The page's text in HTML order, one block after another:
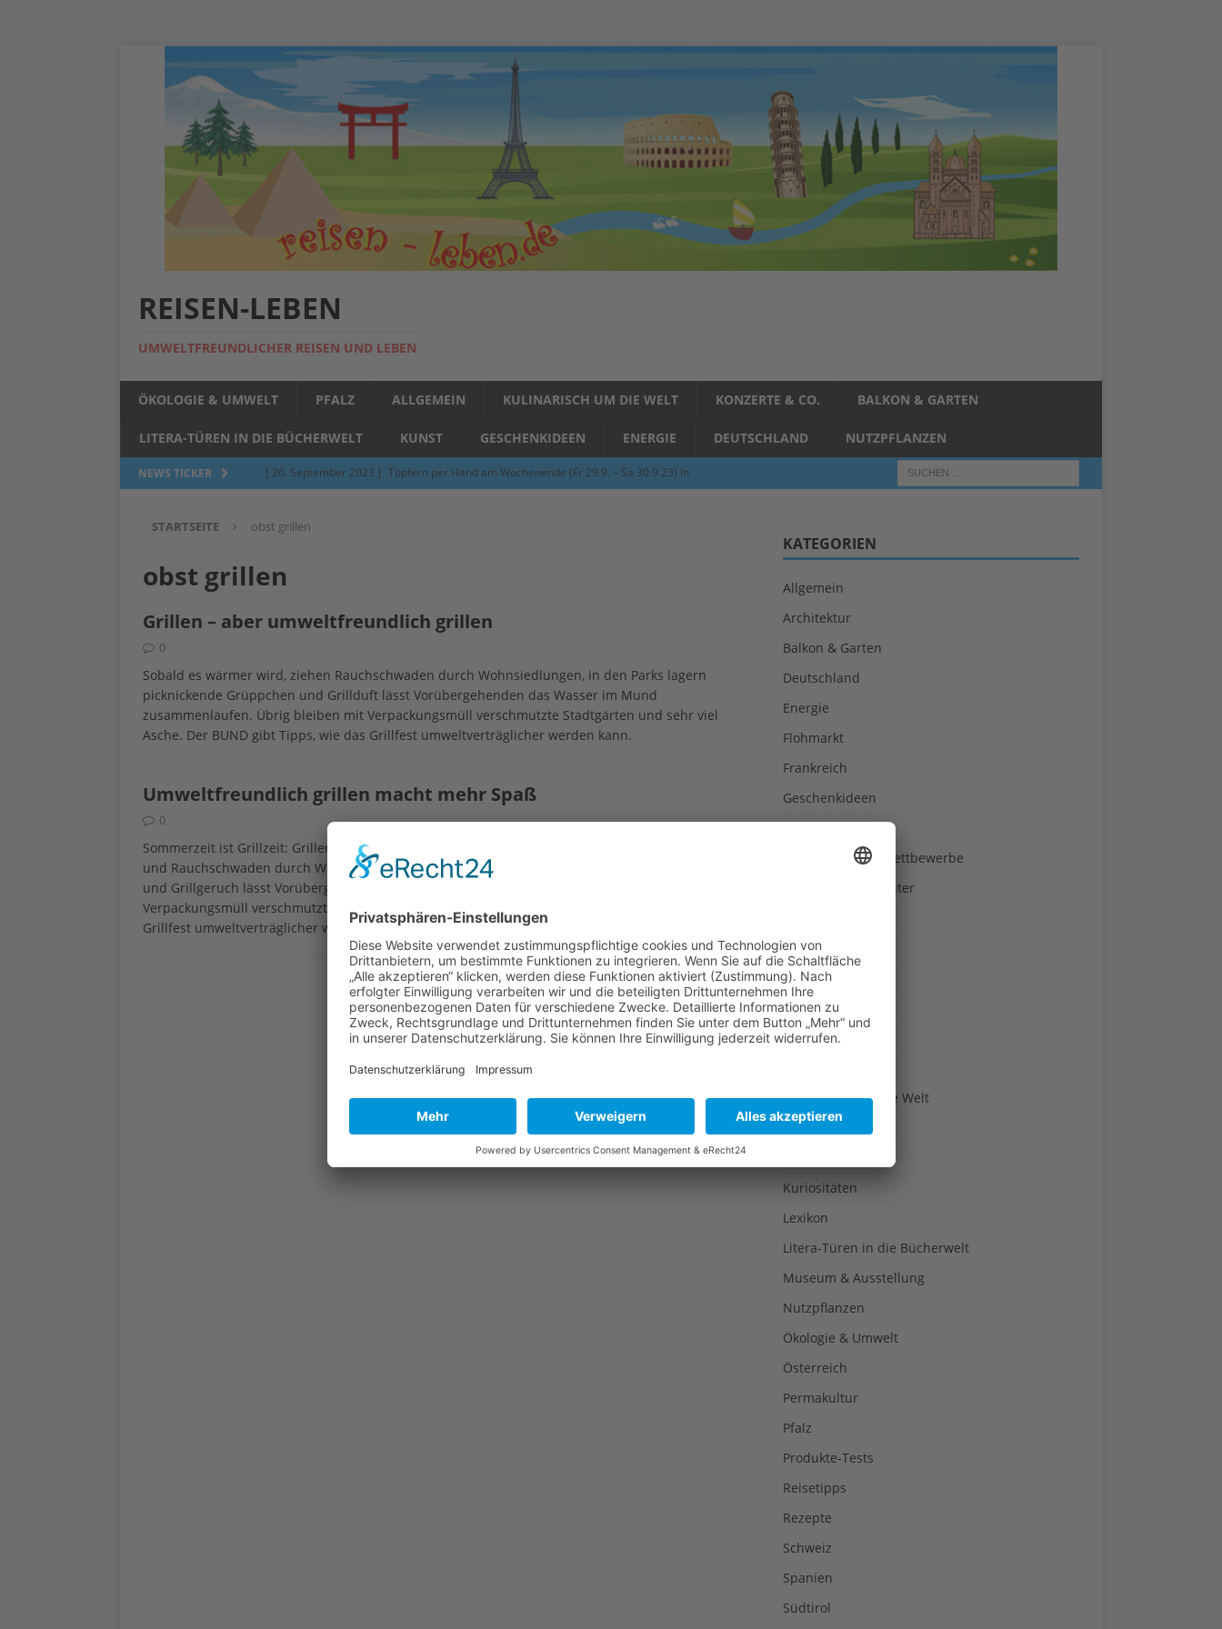
REISEN-LEBEN
UMWELTFREUNDLICHER REISEN UND LEBEN
ÖKOLOGIE & UMWELT PFALZ ALLGEMEIN KULINARISCH UM DIE WELT KONZERTE & CO. BALKON & GARTEN
LITERA-TÜREN IN DIE BÜCHERWELT KUNST GESCHENKIDEEN ENERGIE DEUTSCHLAND NUTZPFLANZEN
NEWS TICKER [ 26. September 2023 ] Töpfern per Hand am Wochenende (Fr 29.9. – Sa 30.9.23) in
[ 5. Juni 2023 ]
[ 24. März 2023 ] Töpfern per Hand am Abend in Limburgerhof
[ 12. Juni 2014 ] Grasmilben (Herbstgrasmilben, Erntemilben) sind unterwegs: Das große
Jucken auf acht Beinen…
GESUNDHEIT
STARTSEITE obst grillen
obst grillen
Grillen – aber umweltfreundlich grillen
0
Sobald es wärmer wird, ziehen Rauchschwaden durch Wohnsiedlungen, in den Parks lagern
picknickende Grüppchen und Grillduft lässt Vorübergehenden das Wasser im Mund
zusammenlaufen. Übrig bleiben mit Verpackungsmüll verschmutzte Stadtgärten und sehr viel
Asche. Der BUND gibt Tipps, wie das Grillfest umweltverträglicher werden kann.
Umweltfreundlich grillen macht mehr Spaß
0
Sommerzeit ist Grillzeit: Grillen auf dem Balkon, grillen im Garten und am Picknickplatz lässt Duft-
und Rauchschwaden durch Wohnsiedlungen wabern. In den Parks lagern picknickende Grüppchen
und Grillgeruch lässt Vorübergehenden das Wasser im Mund zusammenlaufen. Übrig bleiben mit
Verpackungsmüll verschmutzte Stadtgärten und sehr viel Asche. Der BUND gibt Tipps, wie das
Grillfest umweltverträglicher werden kann.
KATEGORIEN
Allgemein
Architektur
Balkon & Garten
Deutschland
Energie
Flohmarkt
Frankreich
Geschenkideen
Gewinnspiele & Wettbewerbe
Gewürze und Kräuter
Hochwasser
Ideen-Reich
Italien
Japan
Kulinarisch um die Welt
Kultur
Kuriositäten
Lexikon
Litera-Türen in die Bücherwelt
Museum & Ausstellung
Nutzpflanzen
Ökologie & Umwelt
Österreich
Permakultur
Pfalz
Produkte-Tests
Reisetipps
Rezepte
Schweiz
Spanien
Südtirol